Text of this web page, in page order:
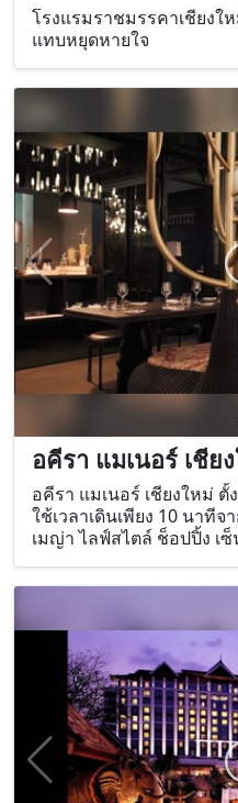
โรงแรมราชมรรคาเชียง
แทบหยุดหายใจ
อคีรา แมเนอร์ เชีย
อคีรา แมเนอร์ เชียงใหม่
ใช้เวลาเดินเพียง 10 นาที
เมญ่า ไลฟ์สไตล์ ช็อปปิ้ง เซ็